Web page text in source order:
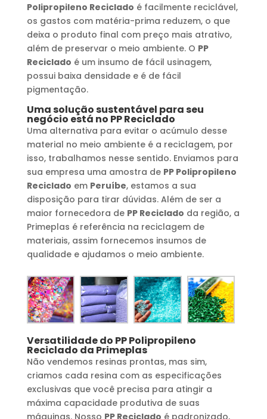
Polipropileno Reciclado é facilmente reciclável,
os gastos com matéria-prima reduzem, o que
deixa o produto final com preço mais atrativo,
além de preservar o meio ambiente. O PP
Reciclado é um insumo de fácil usinagem,
possui baixa densidade e é de fácil
pigmentação.
Uma solução sustentável para seu
negócio está no PP Reciclado
Uma alternativa para evitar o acúmulo desse
material no meio ambiente é a reciclagem, por
isso, trabalhamos nesse sentido. Enviamos para
sua empresa uma amostra de PP Polipropileno
Reciclado em Peruíbe, estamos a sua
disposição para tirar dúvidas. Além de ser a
maior fornecedora de PP Reciclado da região, a
Primeplas é referência na reciclagem de
materiais, assim fornecemos insumos de
qualidade e ajudamos o meio ambiente.
Versatilidade do PP Polipropileno
Reciclado da Primeplas
Não vendemos resinas prontas, mas sim,
criamos cada resina com as especificações
exclusivas que você precisa para atingir a
máxima capacidade produtiva de suas